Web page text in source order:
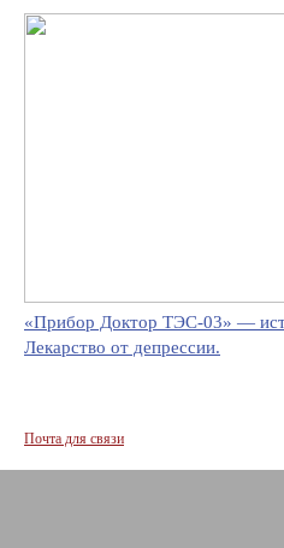
«Прибор Доктор ТЭС-03» —
Лекарство от депрессии.
Почта для связи